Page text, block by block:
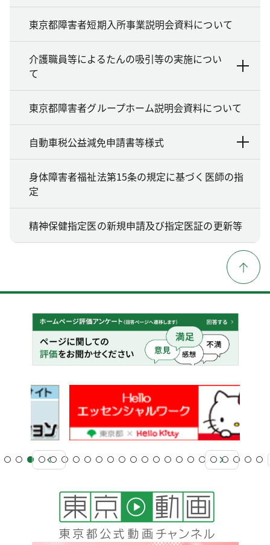
東京都障害者短期入所事業説明会資料について
介護職員等によるたんの吸引等の実施につい
て
東京都障害者グループホーム説明会資料について
自動車税公益減免申請書等様式
身体障害者福祉法第15条の規定に基づく医師の指
定
精神保健指定医の新規申請及び指定医証の更新等